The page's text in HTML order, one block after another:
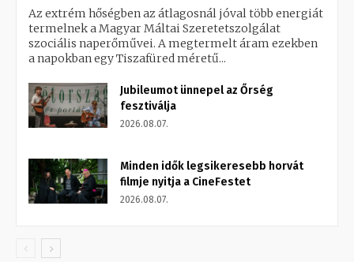
Az extrém hőségben az átlagosnál jóval több energiát
termelnek a Magyar Máltai Szeretetszolgálat
szociális naperőművei. A megtermelt áram ezekben
a napokban egy Tiszafüred méretű...
Jubileumot ünnepel az Őrség
fesztiválja
2026.08.07.
Minden idők legsikeresebb horvát
filmje nyitja a CineFestet
2026.08.07.